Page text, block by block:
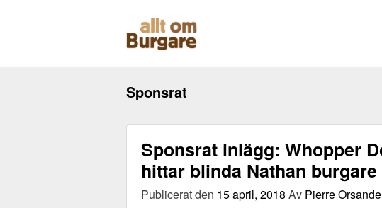
Sponsrat
Sponsrat inlägg: Whopper
hittar blinda Nathan burgare
Publicerat den 15 april, 2018 Av Pierre